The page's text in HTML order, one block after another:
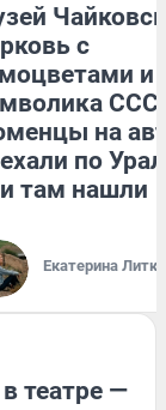
с
и
на
по
там нашли
Екатерина
театре —